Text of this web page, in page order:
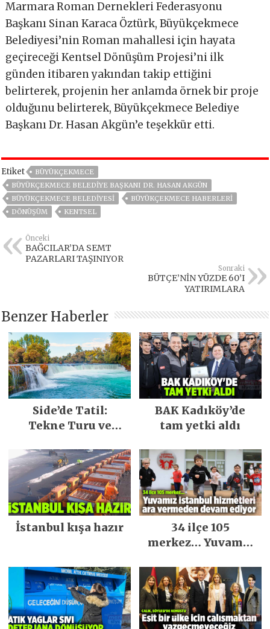
Marmara Roman Dernekleri Federasyonu
Başkanı Sinan Karaca Öztürk, Büyükçekmece
Belediyesi’nin Roman mahallesi için hayata
geçireceği Kentsel Dönüşüm Projesi’ni ilk
günden itibaren yakından takip ettiğini
belirterek, projenin her anlamda örnek bir proje
olduğunu belirterek, Büyükçekmece Belediye
Başkanı Dr. Hasan Akgün’e teşekkür etti.
Etiket
BÜYÜKÇEKMECE
BÜYÜKÇEKMECE BELEDIYE BAŞKANI DR. HASAN AKGÜN
BÜYÜKÇEKMECE BELEDIYESI
BÜYÜKÇEKMECE HABERLERI
DÖNÜŞÜM
KENTSEL
Önceki
BAĞCILAR’DA SEMT
PAZARLARI TAŞINIYOR
Sonraki
BÜTÇE’NİN YÜZDE 60’I
YATIRIMLARA
Benzer Haberler
Side’de Tatil:
Tekne Turu ve
BAK Kadıköy’de
tam yetki aldı
İstanbul kışa hazır
34 ilçe 105
merkez… Yuvamız
ara vermeden
devam ediyor